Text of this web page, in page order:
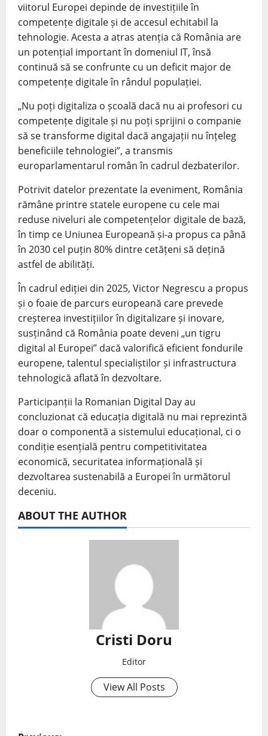
viitorul Europei depinde de investițiile în
competențe digitale și de accesul echitabil la
tehnologie. Acesta a atras atenția că România are
un potențial important în domeniul IT, însă
continuă să se confrunte cu un deficit major de
competențe digitale în rândul populației.
„Nu poți digitaliza o școală dacă nu ai profesori cu
competențe digitale și nu poți sprijini o companie
să se transforme digital dacă angajații nu înțeleg
beneficiile tehnologiei”, a transmis
europarlamentarul român în cadrul dezbaterilor.
Potrivit datelor prezentate la eveniment, România
rămâne printre statele europene cu cele mai
reduse niveluri ale competențelor digitale de bază,
în timp ce Uniunea Europeană și-a propus ca până
în 2030 cel puțin 80% dintre cetățeni să dețină
astfel de abilități.
În cadrul ediției din 2025, Victor Negrescu a propus
și o foaie de parcurs europeană care prevede
creșterea investițiilor în digitalizare și inovare,
susținând că România poate deveni „un tigru
digital al Europei” dacă valorifică eficient fondurile
europene, talentul specialiștilor și infrastructura
tehnologică aflată în dezvoltare.
Participanții la Romanian Digital Day au
concluzionat că educația digitală nu mai reprezintă
doar o componentă a sistemului educațional, ci o
condiție esențială pentru competitivitatea
economică, securitatea informațională și
dezvoltarea sustenabilă a Europei în următorul
deceniu.
ABOUT THE AUTHOR
Cristi Doru
Editor
View All Posts